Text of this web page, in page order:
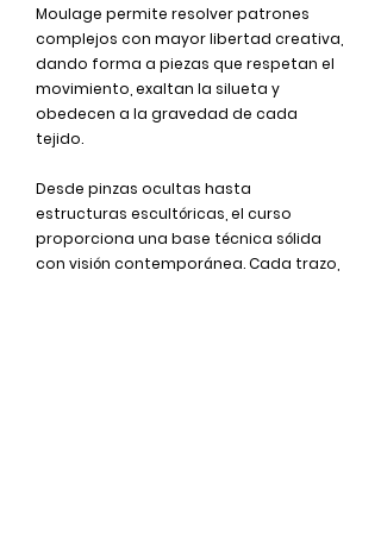
Moulage permite resolver patrones
complejos con mayor libertad creativa,
dando forma a piezas que respetan el
movimiento, exaltan la silueta y
obedecen a la gravedad de cada
tejido.
Desde pinzas ocultas hasta
estructuras escultóricas, el curso
proporciona una base técnica sólida
con visión contemporánea. Cada trazo,